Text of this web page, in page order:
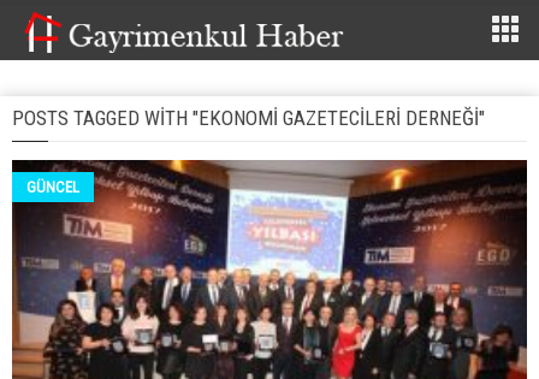
POSTS TAGGED WITH "EKONOMI GAZETECILERI DERNEĞI"
GÜNCEL